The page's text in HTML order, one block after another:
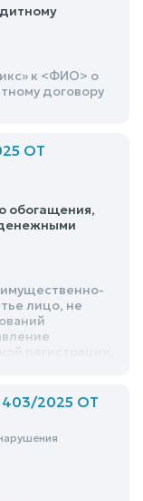
к <ФИО> о
договору
ОТ
обогащения,
лицо, не
регистрации,
о
2025 ОТ